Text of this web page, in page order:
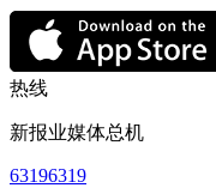
热线
新报业媒体总机
63196319